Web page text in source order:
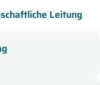
Leitung